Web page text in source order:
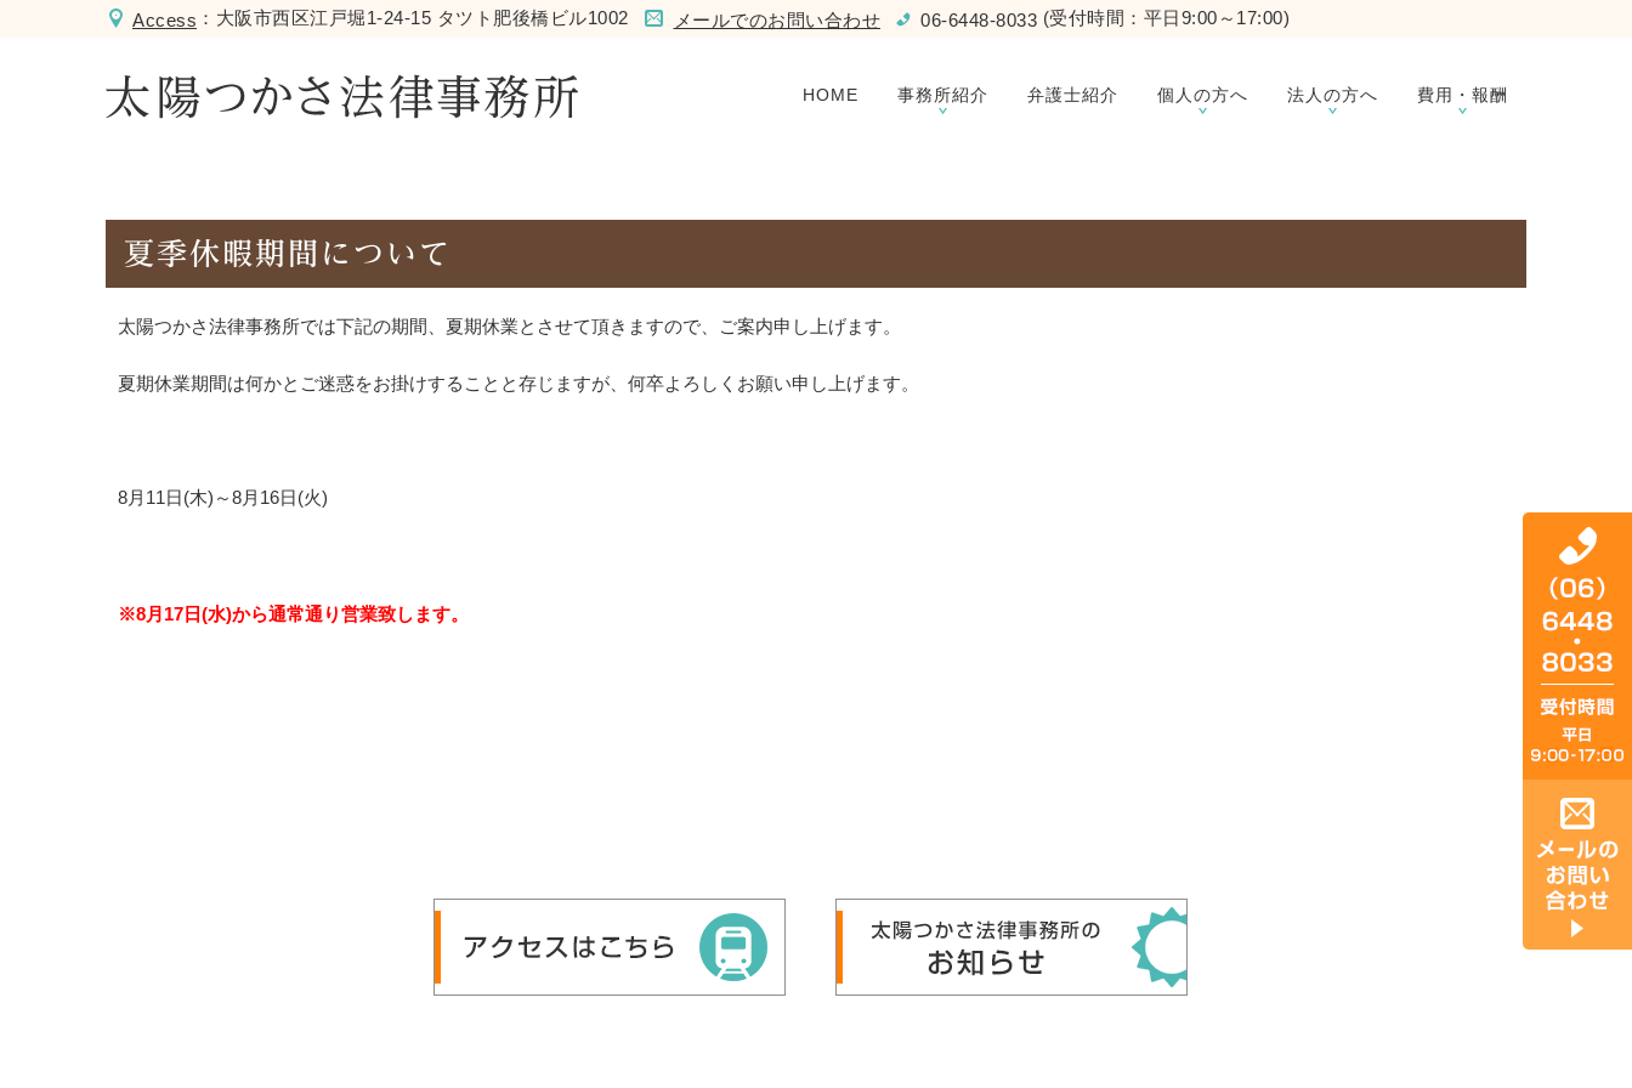
Access ：大阪市西区江戸堀1-24-15 タツト肥後橋ビル1002 メールでのお問い合わせ 06-6448-8033 (受付時間：平日9:00～17:00)
HOME 事務所紹介 弁護士紹介 個人の方へ 法人の方へ 費用・報酬
夏季休暇期間について
太陽つかさ法律事務所では下記の期間、夏期休業とさせて頂きますので、ご案内申し上げます。
夏期休業期間は何かとご迷惑をお掛けすることと存じますが、何卒よろしくお願い申し上げます。
8月11日(木)～8月16日(火)
※8月17日(水)から通常通り営業致します。